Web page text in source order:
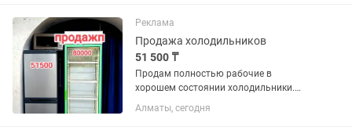
Реклама
Продажа холодильников
51 500 ₸
Продам полностью рабочие в
хорошем состоянии холодильники.
Холодильники очень хорошо морозит
и охлаждает. Цены на холодильники
Алматы, сегодня